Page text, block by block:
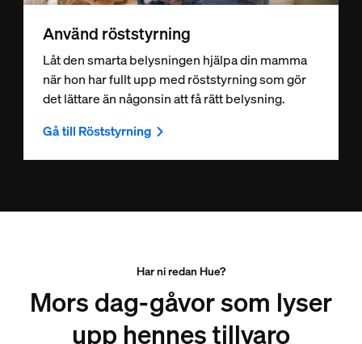
Använd röststyrning
Låt den smarta belysningen hjälpa din mamma
när hon har fullt upp med röststyrning som gör
det lättare än någonsin att få rätt belysning.
Gå till Röststyrning
Har ni redan Hue?
Mors dag-gåvor som lyser
upp hennes tillvaro